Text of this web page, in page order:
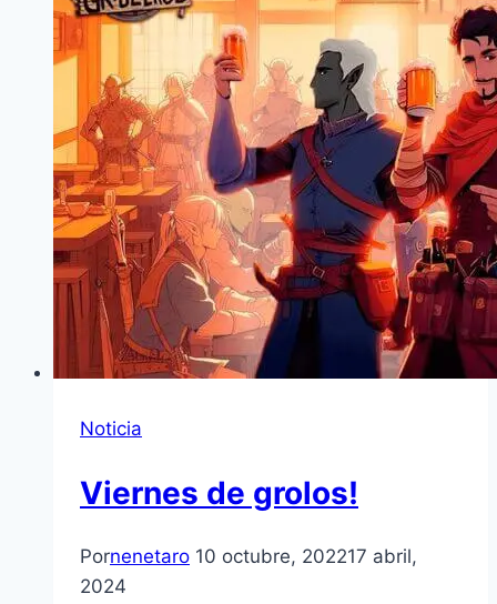
Noticia
Viernes de grolos!
Pornenetaro 10 octubre, 202217 abril,
2024